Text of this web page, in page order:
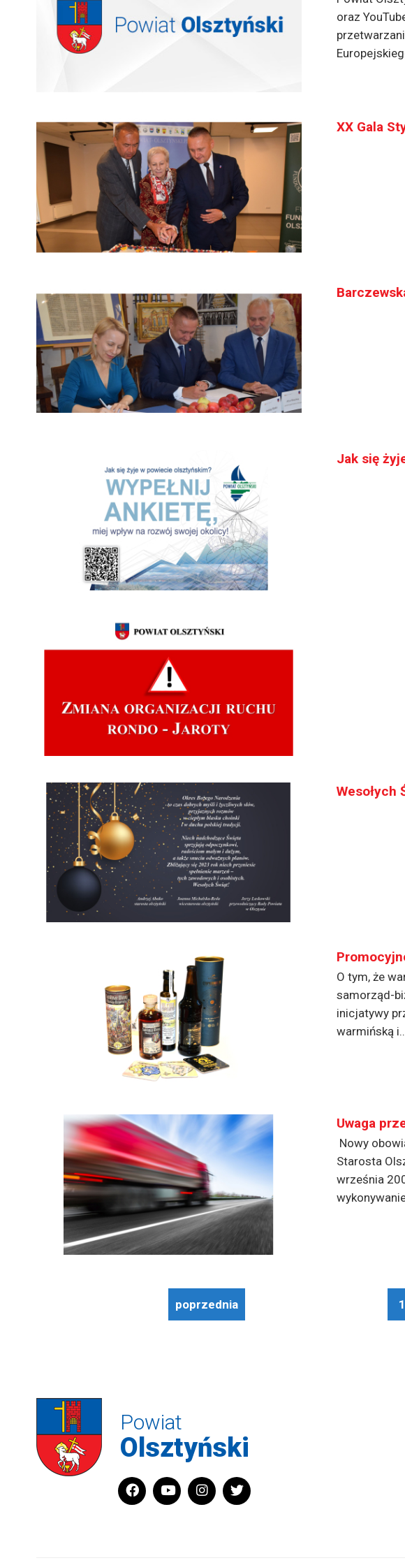
oraz
XX Gala
Jak się
Wesołych
O tym, że
samorząd-
inicjatywy
warmińską
Uwaga
Nowy
Starosta
września
poprzednia 1
Powiat
Olsztyński